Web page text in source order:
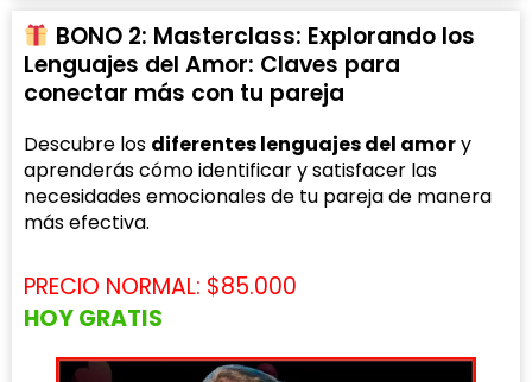
BONO 2: Masterclass: Explorando los
Lenguajes del Amor: Claves para
conectar más con tu pareja
Descubre los diferentes lenguajes del amory
aprenderás cómo identificar y satisfacer las
necesidades emocionales de tu pareja de manera
más efectiva.
PRECIO NORMAL: $85.000
HOY GRATIS